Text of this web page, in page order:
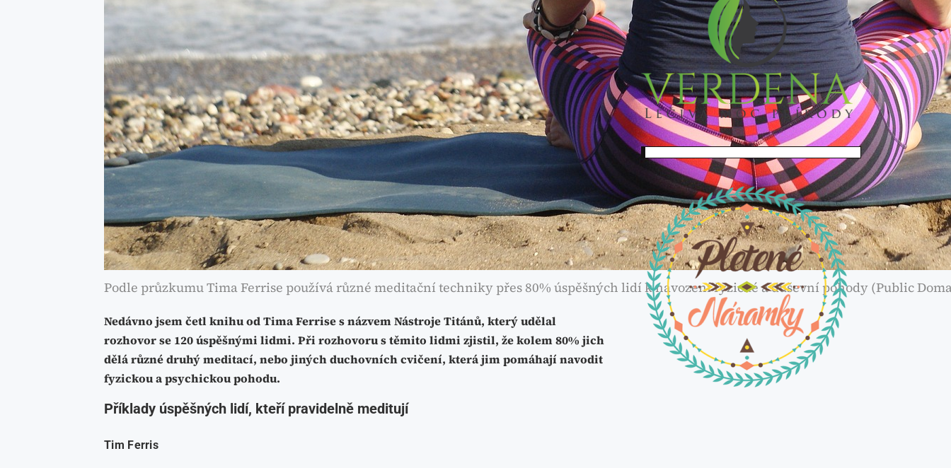
Podle průzkumu Tima Ferrise používá různé meditační techniky přes 80% úspěšných lidí k navození fyzické a duševní pohody (Public
Nedávno jsem četl knihu od Tima Ferrise s názvem Nástroje Titánů, který udělal
rozhovor se 120 úspěšnými lidmi. Při rozhovoru s těmito lidmi zjistil, že kolem 80% jich
dělá různé druhý meditací, nebo jiných duchovních cvičení, která jim pomáhají navodit
fyzickou a psychickou pohodu.
Příklady úspěšných lidí, kteří pravidelně meditují
Tim Ferris